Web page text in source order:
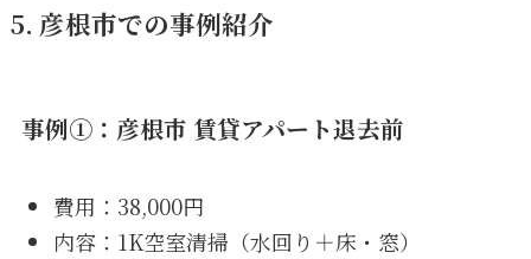
5. 彦根市での事例紹介
事例①：彦根市 賃貸アパート退去前
費用：38,000円
内容：1K空室清掃（水回り＋床・窓）